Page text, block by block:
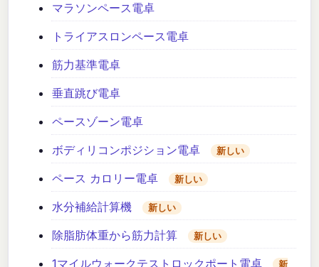
マラソンペース電卓
トライアスロンペース電卓
筋力基準電卓
垂直跳び電卓
ペースゾーン電卓
ボディリコンポジション電卓
新しい
ペース カロリー電卓 新しい
水分補給計算機 新しい
除脂肪体重から筋力計算 新しい
1マイルウォークテストロックポート電卓
新